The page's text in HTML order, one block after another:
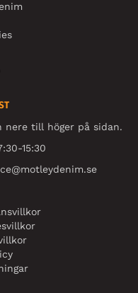
till höger på sidan.
15:30